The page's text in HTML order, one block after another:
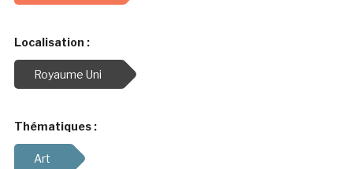
Localisation :
Royaume Uni
Thématiques :
Art